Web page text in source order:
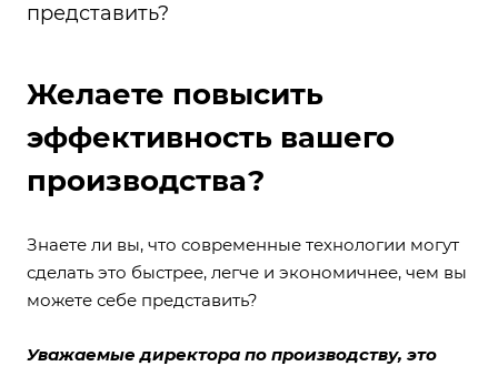
представить?
Желаете повысить
эффективность вашего
производства?
Знаете ли вы, что современные технологии могут
сделать это быстрее, легче и экономичнее, чем вы
можете себе представить?
Уважаемые директора по производству, это